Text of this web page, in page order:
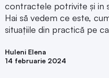
contractele potrivite și in
Hai să vedem ce este,
situațiile din practică pe
Huleni Elena
14 februarie 2024